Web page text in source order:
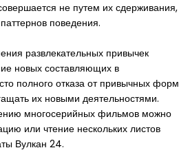
не путем их сдерживания,
поведения.
развлекательных привычек
новых составляющих в
полного отказа от привычных форм
их новыми деятельностями.
многосерийных фильмов можно
или чтение нескольких листов
Вулкан 24.